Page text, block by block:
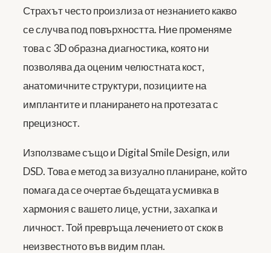
Страхът често произлиза от незнанието какво
се случва под повърхността. Ние променяме
това с 3D образна диагностика, която ни
позволява да оценим челюстната кост,
анатомичните структури, позициите на
имплантите и планирането на протезата с
прецизност.
Използваме също и Digital Smile Design, или
DSD. Това е метод за визуално планиране, който
помага да се очертае бъдещата усмивка в
хармония с вашето лице, устни, захапка и
личност. Той превръща лечението от скок в
неизвестното във видим план.